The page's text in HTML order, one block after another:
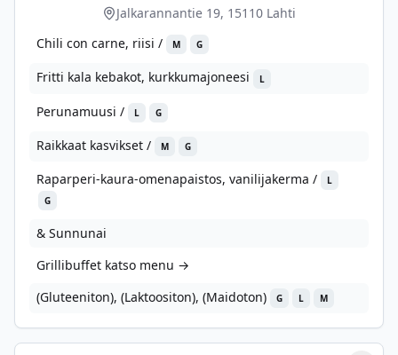
Jalkarannantie 19, 15110 Lahti
Chili con carne, riisi /
M G
Fritti kala kebakot, kurkkumajoneesi L
Perunamuusi / L G
Raikkaat kasvikset / M G
Raparperi-kaura-omenapaistos, vanilijakerma /
L
G
& Sunnunai
Grillibuffet katso menu →
(Gluteeniton), (Laktoositon), (Maidoton)
G L M